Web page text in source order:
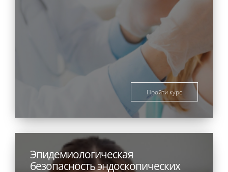
Пройти курс
Эпидемиологическая
безопасность эндоскопических